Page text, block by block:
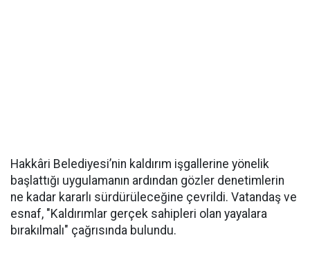
Hakkâri Belediyesi’nin kaldırım işgallerine yönelik
başlattığı uygulamanın ardından gözler denetimlerin
ne kadar kararlı sürdürüleceğine çevrildi. Vatandaş ve
esnaf, "Kaldırımlar gerçek sahipleri olan yayalara
bırakılmalı" çağrısında bulundu.